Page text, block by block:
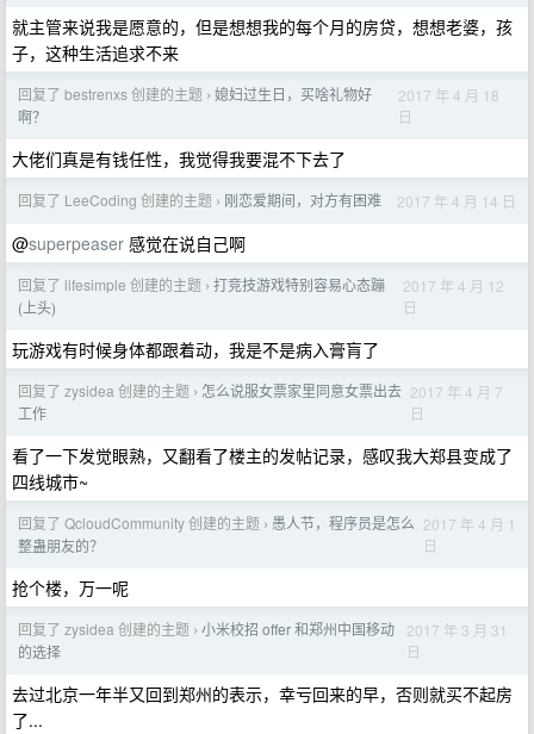
就主管来说我是愿意的，但是想想我的每个月的房贷，想想老婆，孩
子，这种生活追求不来
回复了 bestrenxs 创建的主题 › 媳妇过生日，买啥礼物好
啊？
2017 年 4 月 18
日
大佬们真是有钱任性，我觉得我要混不下去了
回复了 LeeCoding 创建的主题 › 刚恋爱期间，对方有困难 2017 年 4 月 14 日
@superpeaser 感觉在说自己啊
回复了 lifesimple 创建的主题 › 打竞技游戏特别容易心态蹦
(上头)
2017 年 4 月 12
日
玩游戏有时候身体都跟着动，我是不是病入膏肓了
回复了 zysidea 创建的主题 › 怎么说服女票家里同意女票出去
工作
2017 年 4 月 7
日
看了一下发觉眼熟，又翻看了楼主的发帖记录，感叹我大郑县变成了
四线城市~
回复了 QcloudCommunity 创建的主题 › 愚人节，程序员是怎么
整蛊朋友的？
2017 年 4 月 1
日
抢个楼，万一呢
回复了 zysidea 创建的主题 › 小米校招 offer 和郑州中国移动
的选择
2017 年 3 月 31
日
去过北京一年半又回到郑州的表示，幸亏回来的早，否则就买不起房
了...